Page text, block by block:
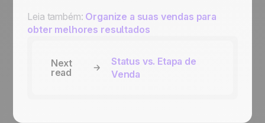
Leia também: Organize a suas vendas para
obter melhores resultados
Next
read
Status vs. Etapa de
Venda